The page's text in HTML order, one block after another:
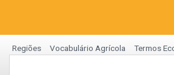
Regiões Vocabulário Agrícola Termos